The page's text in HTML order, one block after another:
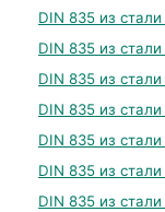
DIN 835 из стали
DIN 835 из стали
DIN 835 из стали
DIN 835 из стали
DIN 835 из стали
DIN 835 из стали
DIN 835 из стали